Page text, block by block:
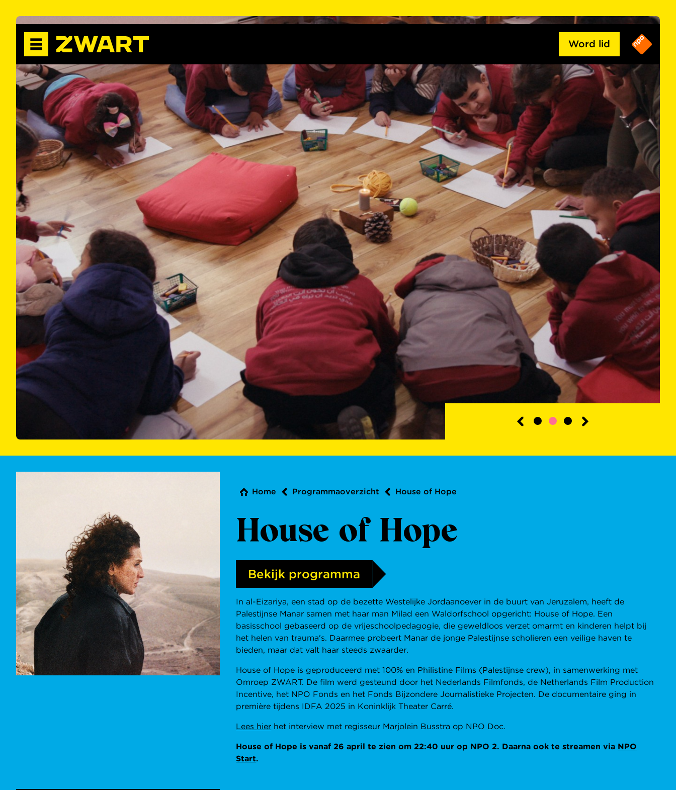
Word lid
Home Programmaoverzicht House of Hope
House of Hope
Bekijk programma
In al-Eizariya, een stad op de bezette Westelijke Jordaanoever in de buurt van Jeruzalem, heeft de
Palestijnse Manar samen met haar man Milad een Waldorfschool opgericht: House of Hope. Een
basisschool gebaseerd op de vrijeschoolpedagogie, die geweldloos verzet omarmt en kinderen helpt bij
het helen van trauma's. Daarmee probeert Manar de jonge Palestijnse scholieren een veilige haven te
bieden, maar dat valt haar steeds zwaarder.
House of Hope is geproduceerd met 100% en Philistine Films (Palestijnse crew), in samenwerking met
Omroep ZWART. De film werd gesteund door het Nederlands Filmfonds, de Netherlands Film Production
Incentive, het NPO Fonds en het Fonds Bijzondere Journalistieke Projecten. De documentaire ging in
première tijdens IDFA 2025 in Koninklijk Theater Carré.
Lees hier het interview met regisseur Marjolein Busstra op NPO Doc.
House of Hope is vanaf 26 april te zien om 22:40 uur op NPO 2. Daarna ook te streamen via NPO
Start.